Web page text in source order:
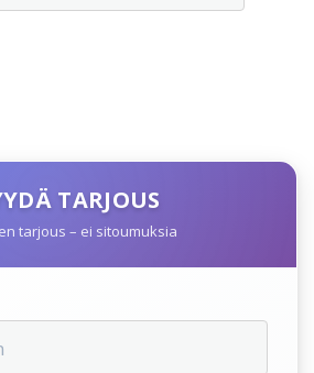
TARJOUS
tarjous – ei sitoumuksia